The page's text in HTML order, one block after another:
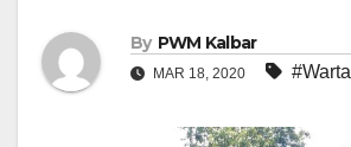
By PWM Kalbar
MAR 18, 2020 #Warta